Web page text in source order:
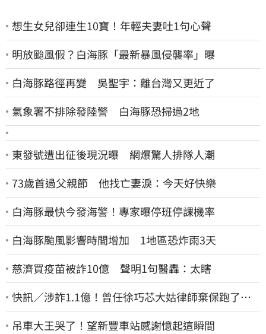
想生女兒卻連生10寶！年輕夫妻吐1句心聲
明放颱風假？白海豚「最新暴風侵襲率」曝
白海豚路徑再變 吳聖宇：離台灣又更近了
氣象署不排除發陸警 白海豚恐掃過2地
東發號遭出征後現況曝 網爆驚人排隊人潮
73歲首過父親節 他找亡妻淚：今天好快樂
白海豚最快今發海警！專家曝停班停課機率
白海豚颱風影響時間增加 1地區恐炸雨3天
慈濟買疫苗被詐10億 聲明1句醫轟：太瞎
快訊／涉詐1.1億！曾任徐巧芯大姑律師棄保跑了…
媽也離境 桃檢發通緝
吊車大王哭了！望新豐車站感謝憶起這瞬間